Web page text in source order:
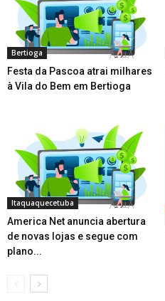
Bertioga
Festa da Pascoa atrai milhares
à Vila do Bem em Bertioga
Itaquaquecetuba
America Net anuncia abertura
de novas lojas e segue com
plano...